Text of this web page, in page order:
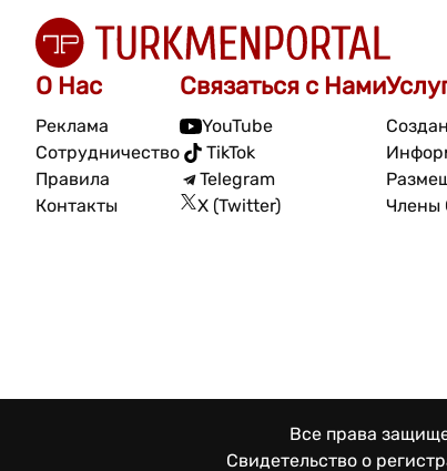
О Нас
Реклама
Сотрудничество
Правила
Контакты
Связаться с Нами
YouTube
TikTok
Telegram
X (Twitter)
Члены
Все права
Свидетельство о